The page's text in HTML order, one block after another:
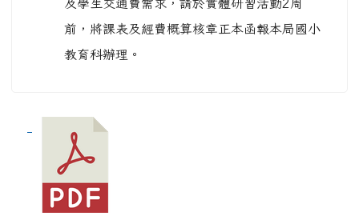
及學生交通費需求，請於實體研習活動2周
前，將課表及經費概算核章正本函報本局國小
教育科辦理。